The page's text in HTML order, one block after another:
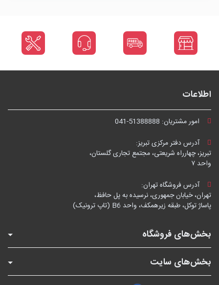
اطلاعات
امور مشتریان: 041-51388888
آدرس دفتر مرکزی تبریز:
تبریز، چهارراه شریعتی، مجتمع تجاری گلستان،
واحد ۷
آدرس فروشگاه تهران:
تهران، خیابان جمهوری، نرسیده به پل حافظ،
پاساژ توکل، طبقه زیرهمکف، واحد B6 (تاپ ترونیک)
بخش‌های فروشگاه
بخش‌های سایت